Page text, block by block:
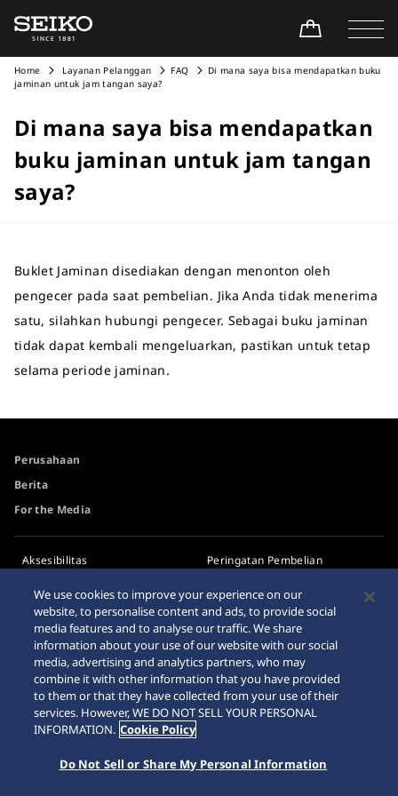
Home Layanan Pelanggan FAQ
Di mana saya bisa mendapatkan buku
jaminan untuk jam tangan saya?
Di mana saya bisa mendapatkan
buku jaminan untuk jam tangan
saya?
Buklet Jaminan disediakan dengan menonton oleh
pengecer pada saat pembelian. Jika Anda tidak menerima
satu, silahkan hubungi pengecer. Sebagai buku jaminan
tidak dapat kembali mengeluarkan, pastikan untuk tetap
selama periode jaminan.
Perusahaan
Berita
For the Media
Aksesibilitas
Persyaratan
Peringatan Pembelian
Peta Situs / Sitemap
© 2026 Seiko Watch Corporation
We use cookies to improve your experience on our
website, to personalise content and ads, to provide social
media features and to analyse our traffic. We share
information about your use of our website with our social
media, advertising and analytics partners, who may
combine it with other information that you have provided
to them or that they have collected from your use of their
services. However, WE DO NOT SELL YOUR PERSONAL
INFORMATION. Cookie Policy
Do Not Sell or Share My Personal Information